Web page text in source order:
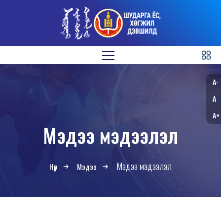
Мэдээ мэдээлэл
Нүүр Мэдээ Мэдээ мэдээлэл
A-
A
A+